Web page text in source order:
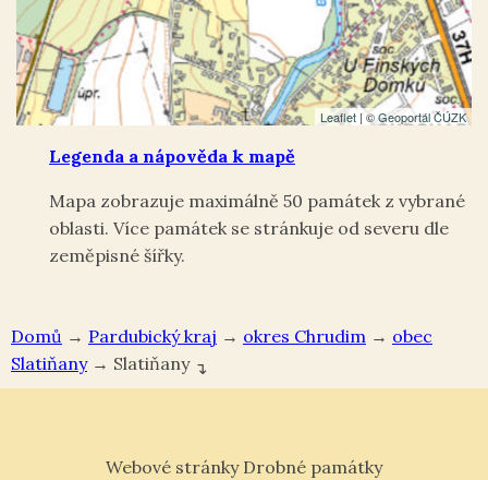
Domů → Pardubický kraj → okres Chrudim →
Slatiňany→ Slatiňany ↴
Leaflet | ©Geoportál ČÚZK
Legenda a nápověda k mapě
Mapa zobrazuje maximálně 50 památek z vybrané
oblasti. Více památek se stránkuje od severu dle
zeměpisné šířky.
Webové stránky Drobné památky